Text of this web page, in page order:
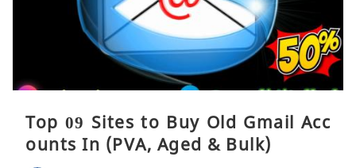
Top 09 Sites to Buy Old Gmail Acc
ounts In (PVA, Aged & Bulk)